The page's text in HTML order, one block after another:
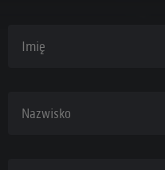
Nazwisko